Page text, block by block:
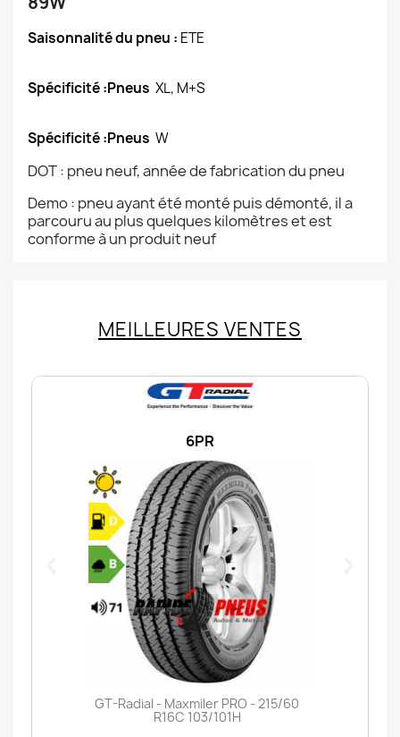
Saisonnalité du pneu : ETE
Spécificité :Pneus XL, M+S
Spécificité :Pneus W
DOT : pneu neuf, année de fabrication du pneu
Demo : pneu ayant été monté puis démonté, il a
parcouru au plus quelques kilomètres et est
conforme à un produit neuf
MEILLEURES VENTES
6PR
GT-Radial - Maxmiler PRO - 215/60
R16C 103/101H